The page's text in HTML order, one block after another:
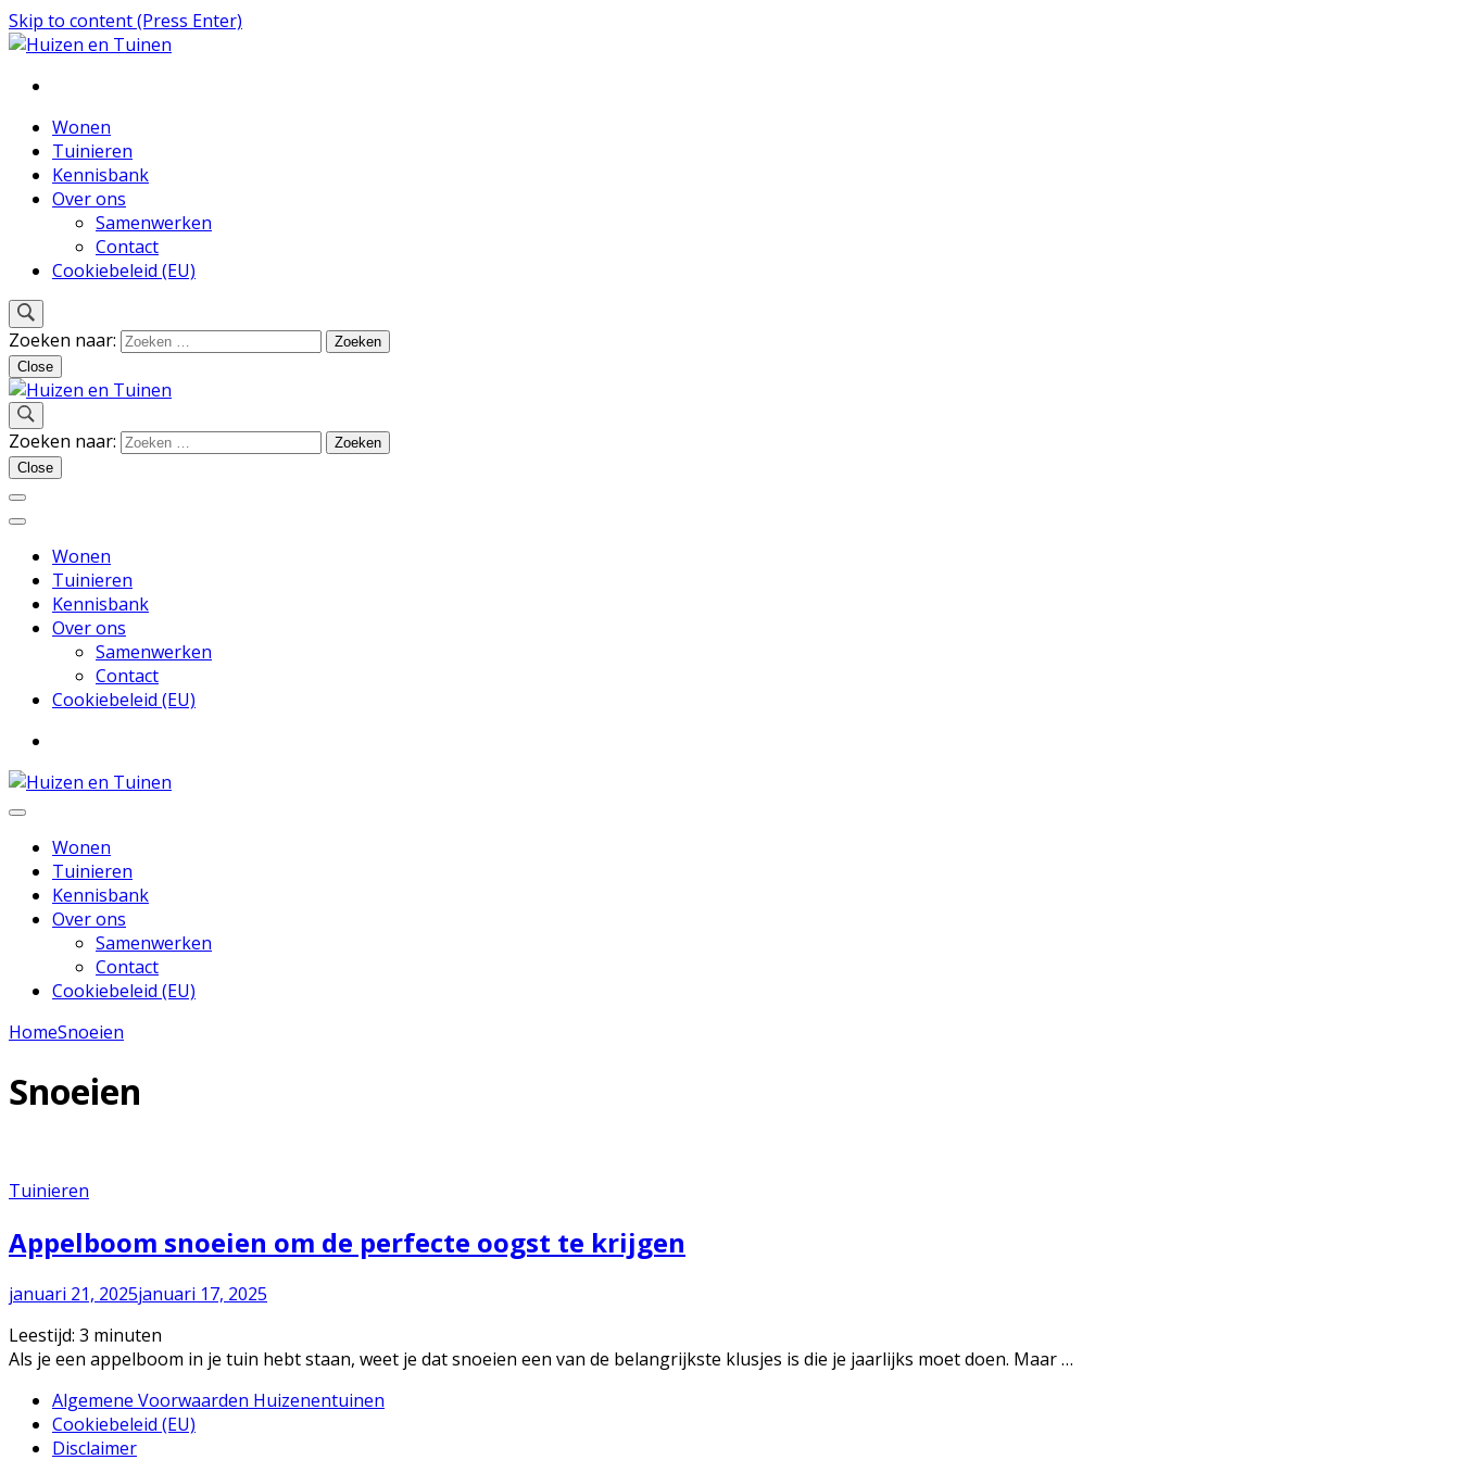
Skip to content (Press Enter)
Huizen en Tuinen
Inspiratie voor wonen en tuinieren
Wonen
Tuinieren
Kennisbank
Over ons
Samenwerken
Contact
Cookiebeleid (EU)
Zoeken naar:
Close
Huizen en Tuinen
Inspiratie voor wonen en tuinieren
Zoeken naar:
Close
Wonen
Tuinieren
Kennisbank
Over ons
Samenwerken
Contact
Cookiebeleid (EU)
Huizen en Tuinen
Inspiratie voor wonen en tuinieren
Wonen
Tuinieren
Kennisbank
Over ons
Samenwerken
Contact
Cookiebeleid (EU)
HomeSnoeien
Snoeien
Tuinieren
Appelboom snoeien om de perfecte oogst te krijgen
januari 21, 2025januari 17, 2025
Leestijd: 3 minuten
Als je een appelboom in je tuin hebt staan, weet je dat snoeien een van de belangrijkste klusjes is die je jaarlijks moet doen. Maar …
Algemene Voorwaarden Huizenentuinen
Cookiebeleid (EU)
Disclaimer